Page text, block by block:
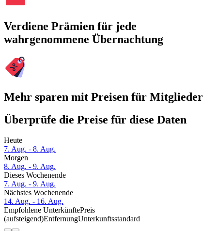
Verdiene Prämien für jede
wahrgenommene Übernachtung
Mehr sparen mit Preisen für Mitglieder
Überprüfe die Preise für diese Daten
Heute
7. Aug. - 8. Aug.
Morgen
8. Aug. - 9. Aug.
Dieses Wochenende
7. Aug. - 9. Aug.
Nächstes Wochenende
14. Aug. - 16. Aug.
Empfohlene UnterkünftePreis
(aufsteigend)EntfernungUnterkunftsstandard